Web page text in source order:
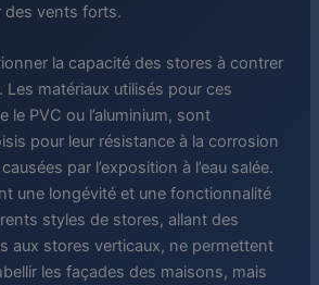
des vents forts.
la capacité des stores à contrer
Les matériaux utilisés pour ces
le PVC ou l’aluminium, sont
pour leur résistance à la corrosion
par l’exposition à l’eau salée.
une longévité et une fonctionnalité
styles de stores, allant des
aux stores verticaux, ne permettent
les façades des maisons, mais